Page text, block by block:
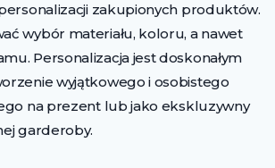
zakupionych produktów.
wybór materiału, koloru, a nawet
Personalizacja jest doskonałym
wyjątkowego i osobistego
na prezent lub jako ekskluzywny
garderoby.